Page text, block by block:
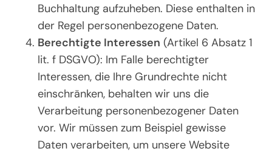
Buchhaltung aufzuheben. Diese enthalten in
der Regel personenbezogene Daten.
Berechtigte Interessen (Artikel 6 Absatz 1
lit. f DSGVO): Im Falle berechtigter
Interessen, die Ihre Grundrechte nicht
einschränken, behalten wir uns die
Verarbeitung personenbezogener Daten
vor. Wir müssen zum Beispiel gewisse
Daten verarbeiten, um unsere Website